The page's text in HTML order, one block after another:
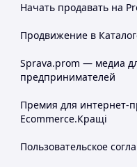
Начать продавать на
Продвижение в
Sprava.prom — медиа
предпринимателей
Премия для интернет-
Ecommerce.Кращі
Пользовательское